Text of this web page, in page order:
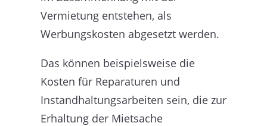
Vermietung entstehen, als
Werbungskosten abgesetzt werden.
Das können beispielsweise die
Kosten für Reparaturen und
Instandhaltungsarbeiten sein, die zur
Erhaltung der Mietsache